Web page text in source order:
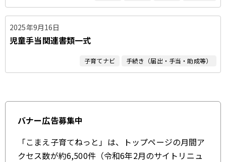
2025年9月16日
児童手当関連書類一式
子育てナビ 手続き（届出・手当・助成等）
バナー広告募集中
「こまえ子育てねっと」は、トップページの月間ア
クセス数が約6,500件（令和6年2月のサイトリニュ